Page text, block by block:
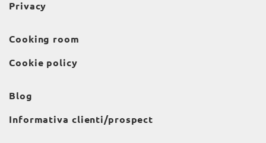
Privacy
Cooking room
Cookie policy
Blog
Informativa clienti/prospect